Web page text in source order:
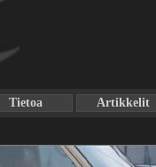
Tietoa Artikkelit